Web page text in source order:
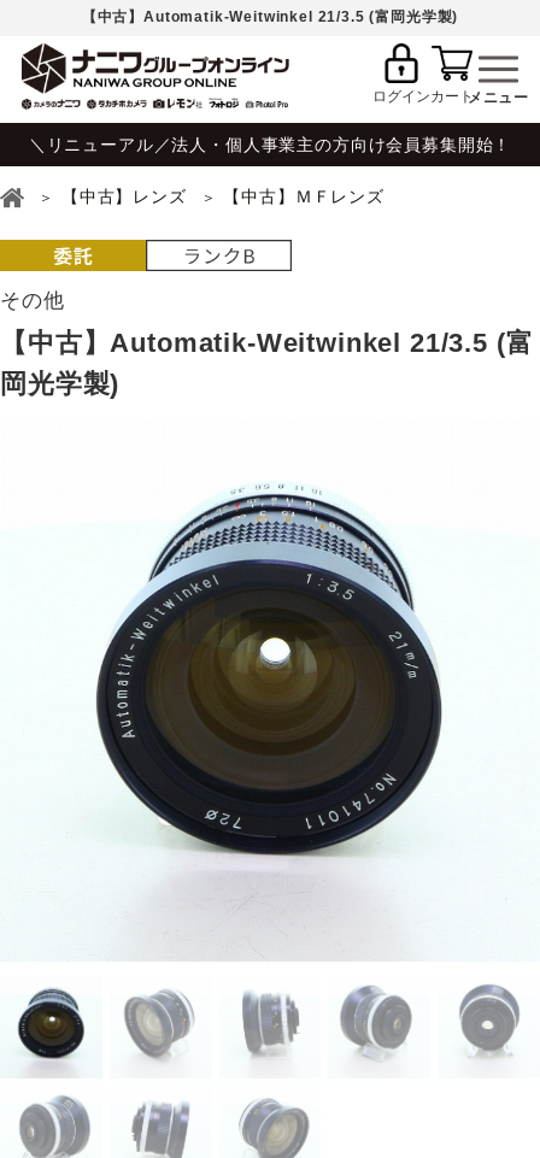
【中古】Automatik-Weitwinkel 21/3.5 (富岡光学製)
ログインカート
＼リニューアル／法人・個人事業主の方向け会員募集開始！
【中古】レンズ 【中古】ＭＦレンズ
その他
【中古】Automatik-Weitwinkel 21/3.5 (富
岡光学製)